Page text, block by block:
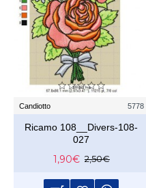
Candiotto 5778
Ricamo 108__Divers-108-
027
1,90€ 2,50€